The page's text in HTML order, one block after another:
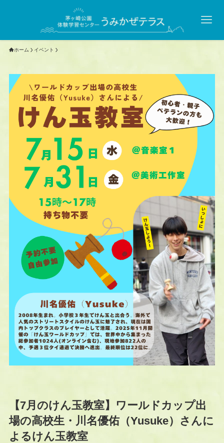
ホーム イベント
【7月のけん玉教室】ワールドカップ出
場の高校生・川名優佑（Yusuke）さんに
よるけん玉教室